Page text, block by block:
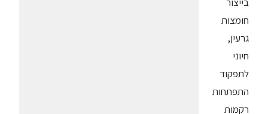
חומצות
גרעין,
חיוני
לתפקוד
התפתחות
רקמות